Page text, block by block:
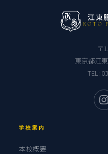
江東
KOTO
〒
東京都江
TEL:
学校案内
本校概要